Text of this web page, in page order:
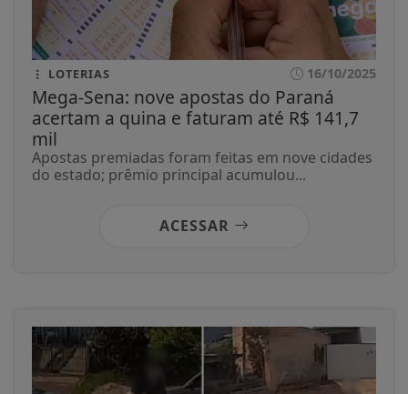
LOTERIAS 16/10/2025
Mega-Sena: nove apostas do Paraná
acertam a quina e faturam até R$ 141,7
mil
Apostas premiadas foram feitas em nove cidades
do estado; prêmio principal acumulou...
ACESSAR